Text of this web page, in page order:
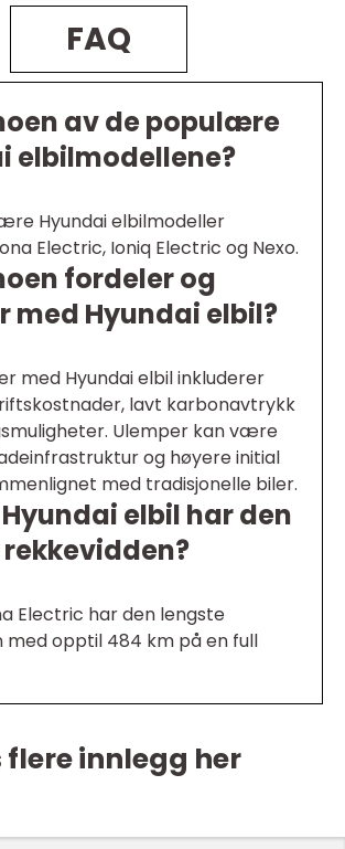
FAQ
av de populære
elbilmodellene?
Hyundai elbilmodeller
Electric, Ioniq Electric og Nexo.
fordeler og
med Hyundai elbil?
med Hyundai elbil inkluderer
lavt karbonavtrykk
Ulemper kan være
og høyere initial
med tradisjonelle biler.
elbil har den
Electric har den lengste
med opptil 484 km på en full
flere innlegg her